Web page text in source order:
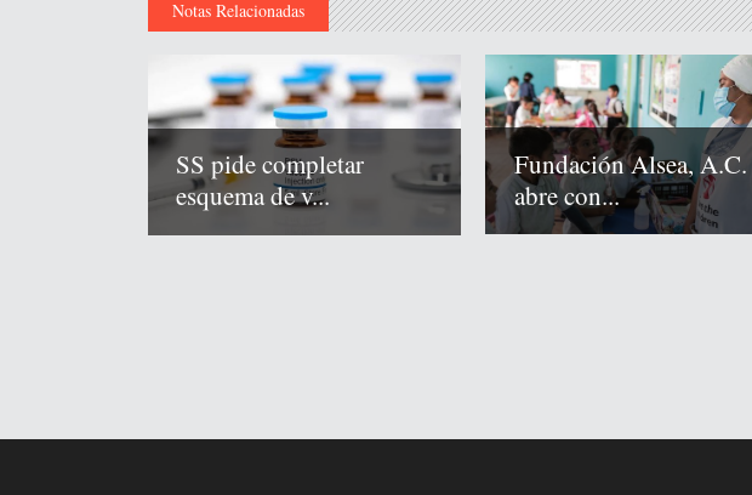
Notas Relacionadas
SS pide completar
esquema de v...
Fundación Alsea, A.C.
abre con...